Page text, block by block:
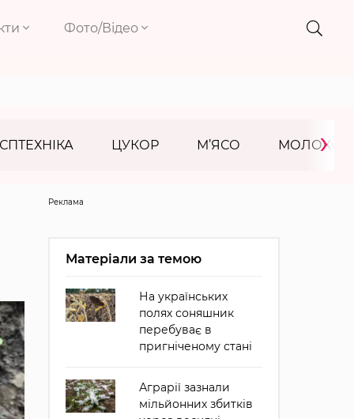
Фото/Відео
ЦУКОР М’ЯСО МОЛОКО
›
Реклама
Матеріали за темою
На українських
полях соняшник
перебуває в
пригніченому стані
Аграрії зазнали
мільйонних збитків